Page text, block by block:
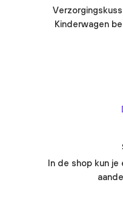
Kinderwagen
In de shop kun